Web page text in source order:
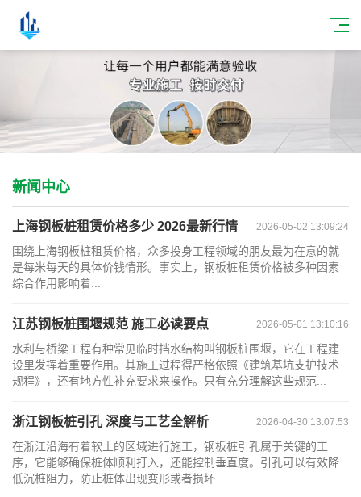
新闻中心
2026-05-02 13:09:24
上海钢板桩租赁价格多少 2026最新行情
围绕上海钢板桩租赁价格，众多投身工程领域的朋友最为在意的就
是每米每天的具体价钱情形。事实上，钢板桩租赁价格被多种因素
综合作用影响着...
2026-05-01 13:10:16
江苏钢板桩围堰规范 施工必读要点
水利与桥梁工程有种常见临时挡水结构叫钢板桩围堰，它在工程建
设里发挥着重要作用。其施工过程得严格依照《建筑基坑支护技术
规程》，还有地方性补充要求来操作。只有充分理解这些规范...
2026-04-30 13:07:53
浙江钢板桩引孔 深度与工艺全解析
在浙江沿海有着软土的区域进行施工，钢板桩引孔属于关键的工
序，它能够确保桩体顺利打入，还能控制垂直度。引孔可以有效降
低沉桩阻力，防止桩体出现变形或者损坏...